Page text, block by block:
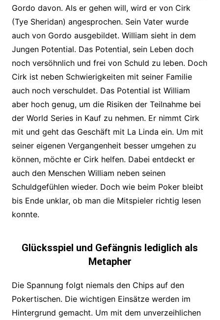
Gordo davon. Als er gehen will, wird er von Cirk
(Tye Sheridan) angesprochen. Sein Vater wurde
auch von Gordo ausgebildet. William sieht in dem
Jungen Potential. Das Potential, sein Leben doch
noch versöhnlich und frei von Schuld zu leben. Doch
Cirk ist neben Schwierigkeiten mit seiner Familie
auch noch verschuldet. Das Potential ist William
aber hoch genug, um die Risiken der Teilnahme bei
der World Series in Kauf zu nehmen. Er nimmt Cirk
mit und geht das Geschäft mit La Linda ein. Um mit
seiner eigenen Vergangenheit besser umgehen zu
können, möchte er Cirk helfen. Dabei entdeckt er
auch den Menschen William neben seinen
Schuldgefühlen wieder. Doch wie beim Poker bleibt
bis Ende unklar, ob man die Mitspieler richtig lesen
konnte.
Glücksspiel und Gefängnis lediglich als
Metapher
Die Spannung folgt niemals den Chips auf den
Pokertischen. Die wichtigen Einsätze werden im
Hintergrund gemacht. Um mit dem unverzeihlichen